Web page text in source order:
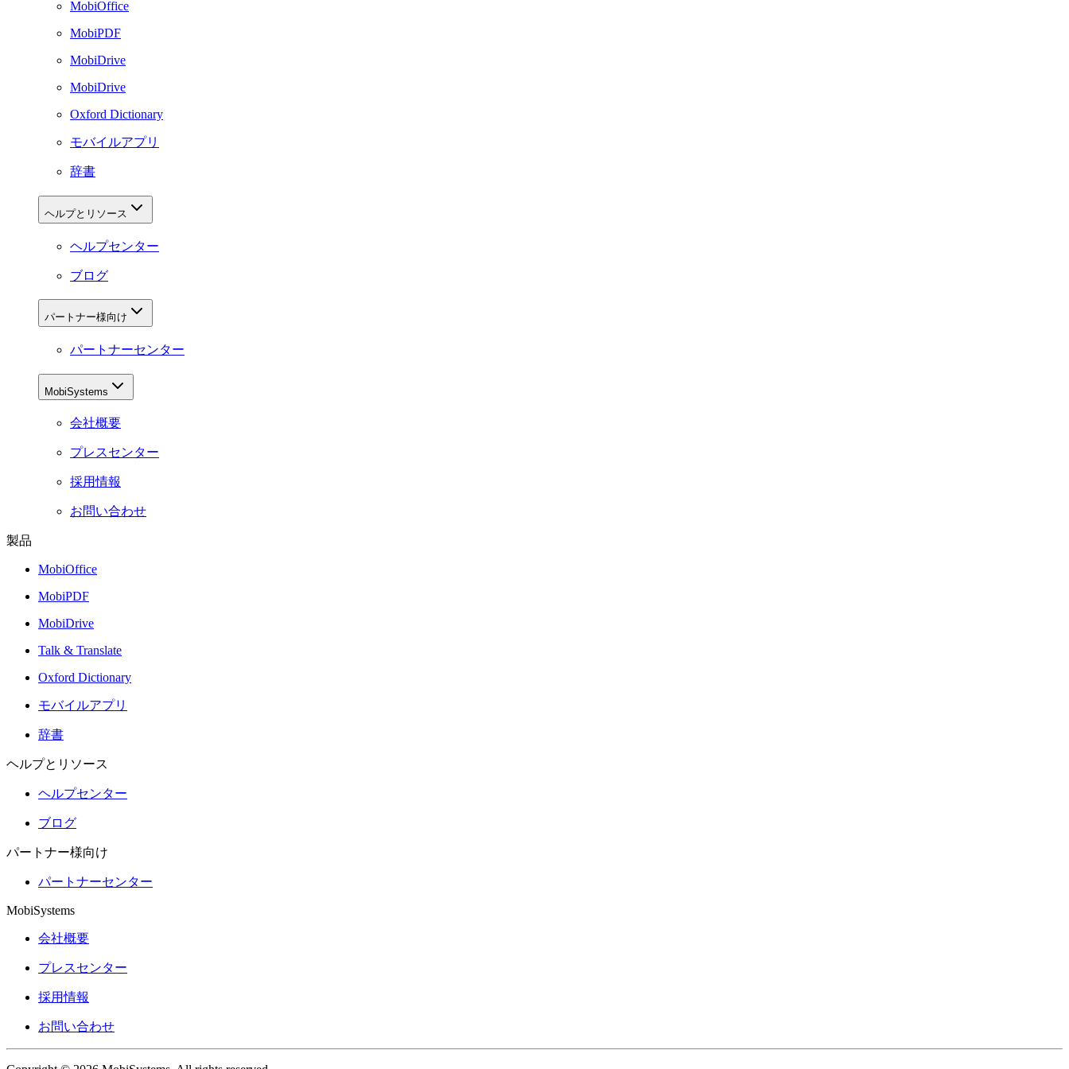
MobiOffice
MobiPDF
MobiDrive
MobiDrive
Oxford Dictionary
モバイルアプリ
辞書
ヘルプとリソース
ヘルプセンター
ブログ
パートナー様向け
パートナーセンター
MobiSystems
会社概要
プレスセンター
採用情報
お問い合わせ
製品
MobiOffice
MobiPDF
MobiDrive
Talk & Translate
Oxford Dictionary
モバイルアプリ
辞書
ヘルプとリソース
ヘルプセンター
ブログ
パートナー様向け
パートナーセンター
MobiSystems
会社概要
プレスセンター
採用情報
お問い合わせ